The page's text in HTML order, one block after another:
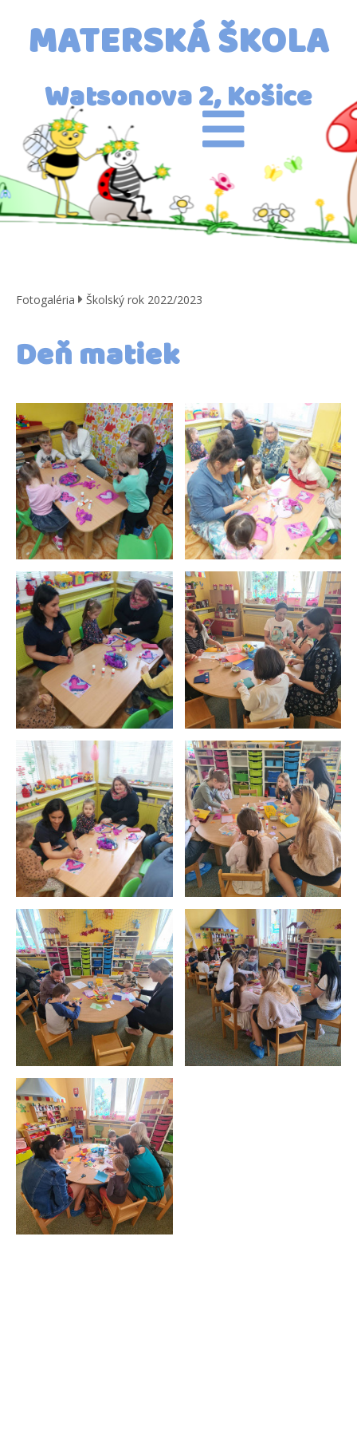
MATERSKÁ ŠKOLA
Watsonova 2, Košice
Fotogaléria Školský rok 2022/2023
Deň matiek